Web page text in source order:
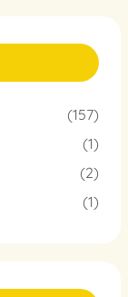
(157)
(1)
(2)
(1)